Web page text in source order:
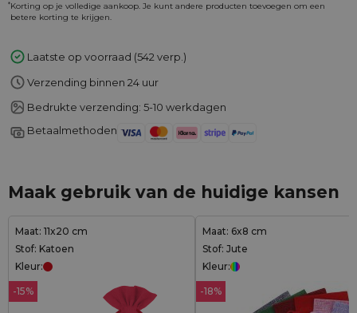
*Korting op je volledige aankoop. Je kunt andere producten toevoegen om een
betere korting te krijgen.
Laatste op voorraad (542 verp.)
Verzending binnen 24 uur
Bedrukte verzending: 5-10 werkdagen
Betaalmethoden
Maak gebruik van de huidige kansen
Maat: 11x20 cm
Stof: Katoen
Kleur:
-15%
Maat: 6x8 cm
Stof: Jute
Kleur:
-18%